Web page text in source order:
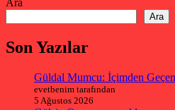
Ara
Son Yazılar
Güldal Mumcu: İçimden
evetbenim tarafından
5 Ağustos 2026